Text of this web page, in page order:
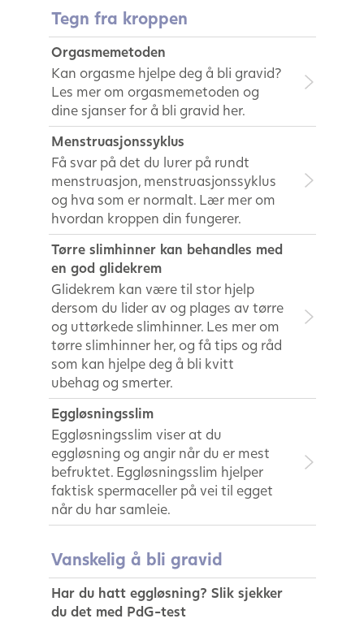
Tegn fra kroppen
Orgasmemetoden
Kan orgasme hjelpe deg å bli gravid?
Les mer om orgasmemetoden og
dine sjanser for å bli gravid her.
Menstruasjonssyklus
Få svar på det du lurer på rundt
menstruasjon, menstruasjonssyklus
og hva som er normalt. Lær mer om
hvordan kroppen din fungerer.
Tørre slimhinner kan behandles med
en god glidekrem
Glidekrem kan være til stor hjelp
dersom du lider av og plages av tørre
og uttørkede slimhinner. Les mer om
tørre slimhinner her, og få tips og råd
som kan hjelpe deg å bli kvitt
ubehag og smerter.
Eggløsningsslim
Eggløsningsslim viser at du
eggløsning og angir når du er mest
befruktet. Eggløsningsslim hjelper
faktisk spermaceller på vei til egget
når du har samleie.
Vanskelig å bli gravid
Har du hatt eggløsning? Slik sjekker
du det med PdG-test